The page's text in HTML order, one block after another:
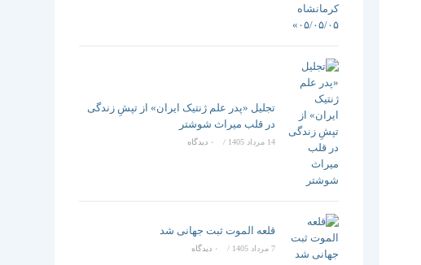
تجلیل «پدر علم ژنتیک ایران» از تپشِ زندگی
در قلب میراث شوشتر
14 مرداد 1405 / ۰ دیدگاه
قلعه الموت ثبت جهانی شد
7 مرداد 1405 / ۰ دیدگاه